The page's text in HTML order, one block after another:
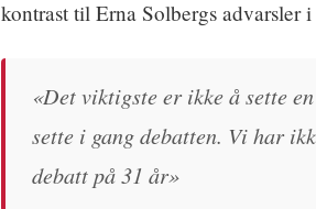
kontrast til Erna Solbergs advarsler
«Det viktigste er ikke å sette
sette i gang debatten. Vi har
debatt på 31 år»